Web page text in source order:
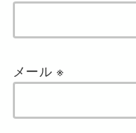
メール ※